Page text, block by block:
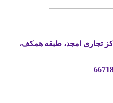
تجاری امجد، طبقه همکف،